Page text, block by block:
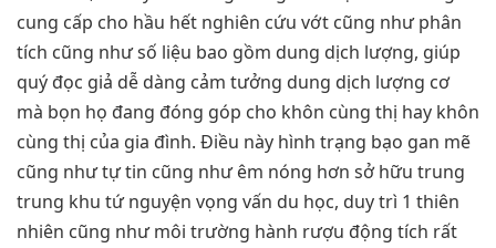
cung cấp cho hầu hết nghiên cứu vớt cũng như phân
tích cũng như số liệu bao gồm dung dịch lượng, giúp
quý đọc giả dễ dàng cảm tưởng dung dịch lượng cơ
mà bọn họ đang đóng góp cho khôn cùng thị hay khôn
cùng thị của gia đình. Điều này hình trạng bạo gan mẽ
cũng như tự tin cũng như êm nóng hơn sở hữu trung
trung khu tứ nguyện vọng vấn du học, duy trì 1 thiên
nhiên cũng như môi trường hành rượu động tích rất